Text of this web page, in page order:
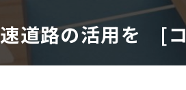
速道路の活用を [